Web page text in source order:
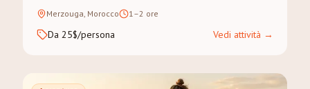
Chebbi in un trek guidato.
Merzouga, Morocco 1–2 ore
Da 25$/persona Vedi attività →